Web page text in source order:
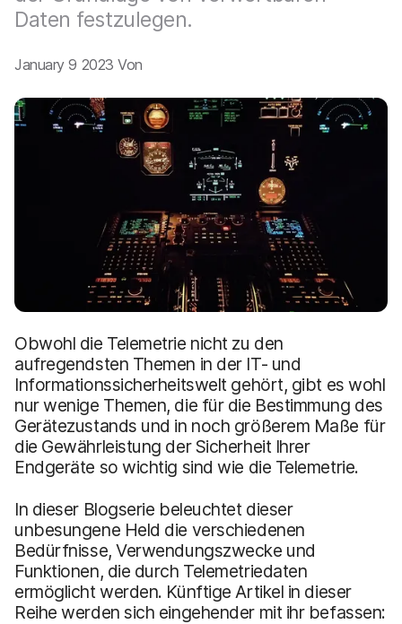
u
i
h
a
Daten festzulegen.
January 9 2023 Von
Obwohl die Telemetrie nicht zu den
aufregendsten Themen in der IT- und
Informationssicherheitswelt gehört, gibt es wohl
nur wenige Themen, die für die Bestimmung des
Gerätezustands und in noch größerem Maße für
die Gewährleistung der Sicherheit Ihrer
Endgeräte so wichtig sind wie die Telemetrie.
In dieser Blogserie beleuchtet dieser
unbesungene Held die verschiedenen
Bedürfnisse, Verwendungszwecke und
Funktionen, die durch Telemetriedaten
ermöglicht werden. Künftige Artikel in dieser
Reihe werden sich eingehender mit ihr befassen: